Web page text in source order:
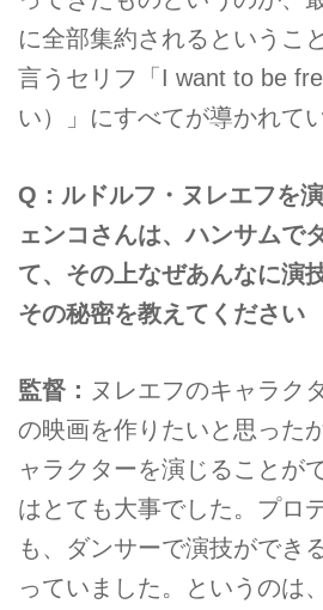
に全部集約されるというこ
言うセリフ「I want to be
い）」にすべてが導かれて
Q：ルドルフ・ヌレエフを
ェンコさんは、ハンサムで
て、その上なぜあんなに演
その秘密を教えてください
監督： ヌレエフのキャラク
の映画を作りたいと思った
ャラクターを演じることが
はとても大事でした。プロ
も、ダンサーで演技ができ
っていました。というのは